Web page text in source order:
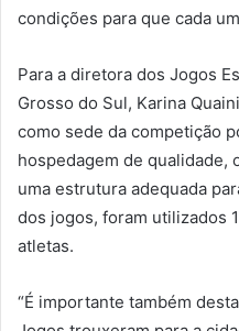
condições para que cada
Para a diretora dos Jogos
Grosso do Sul, Karina
como sede da competição
hospedagem de qualidade,
uma estrutura adequada
dos jogos, foram utilizados
atletas.
“É importante também